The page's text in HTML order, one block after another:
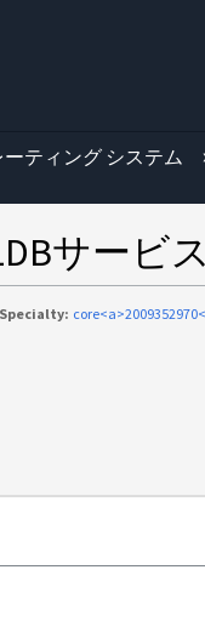
ティング システム
サー
Specialty: